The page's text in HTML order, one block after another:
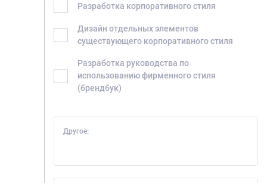
Разработка корпоративного стиля
Дизайн отдельных элементов
существующего корпоративного стиля
Разработка руководства по
использованию фирменного стиля
(брендбук)
Другое: